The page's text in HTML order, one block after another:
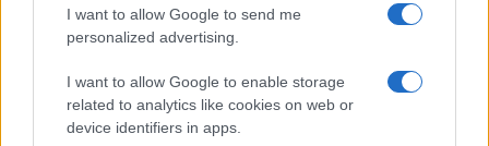
I want to allow Google to send me
personalized advertising.
I want to allow Google to enable storage
related to analytics like cookies on web or
device identifiers in apps.
ESG AZIENDE